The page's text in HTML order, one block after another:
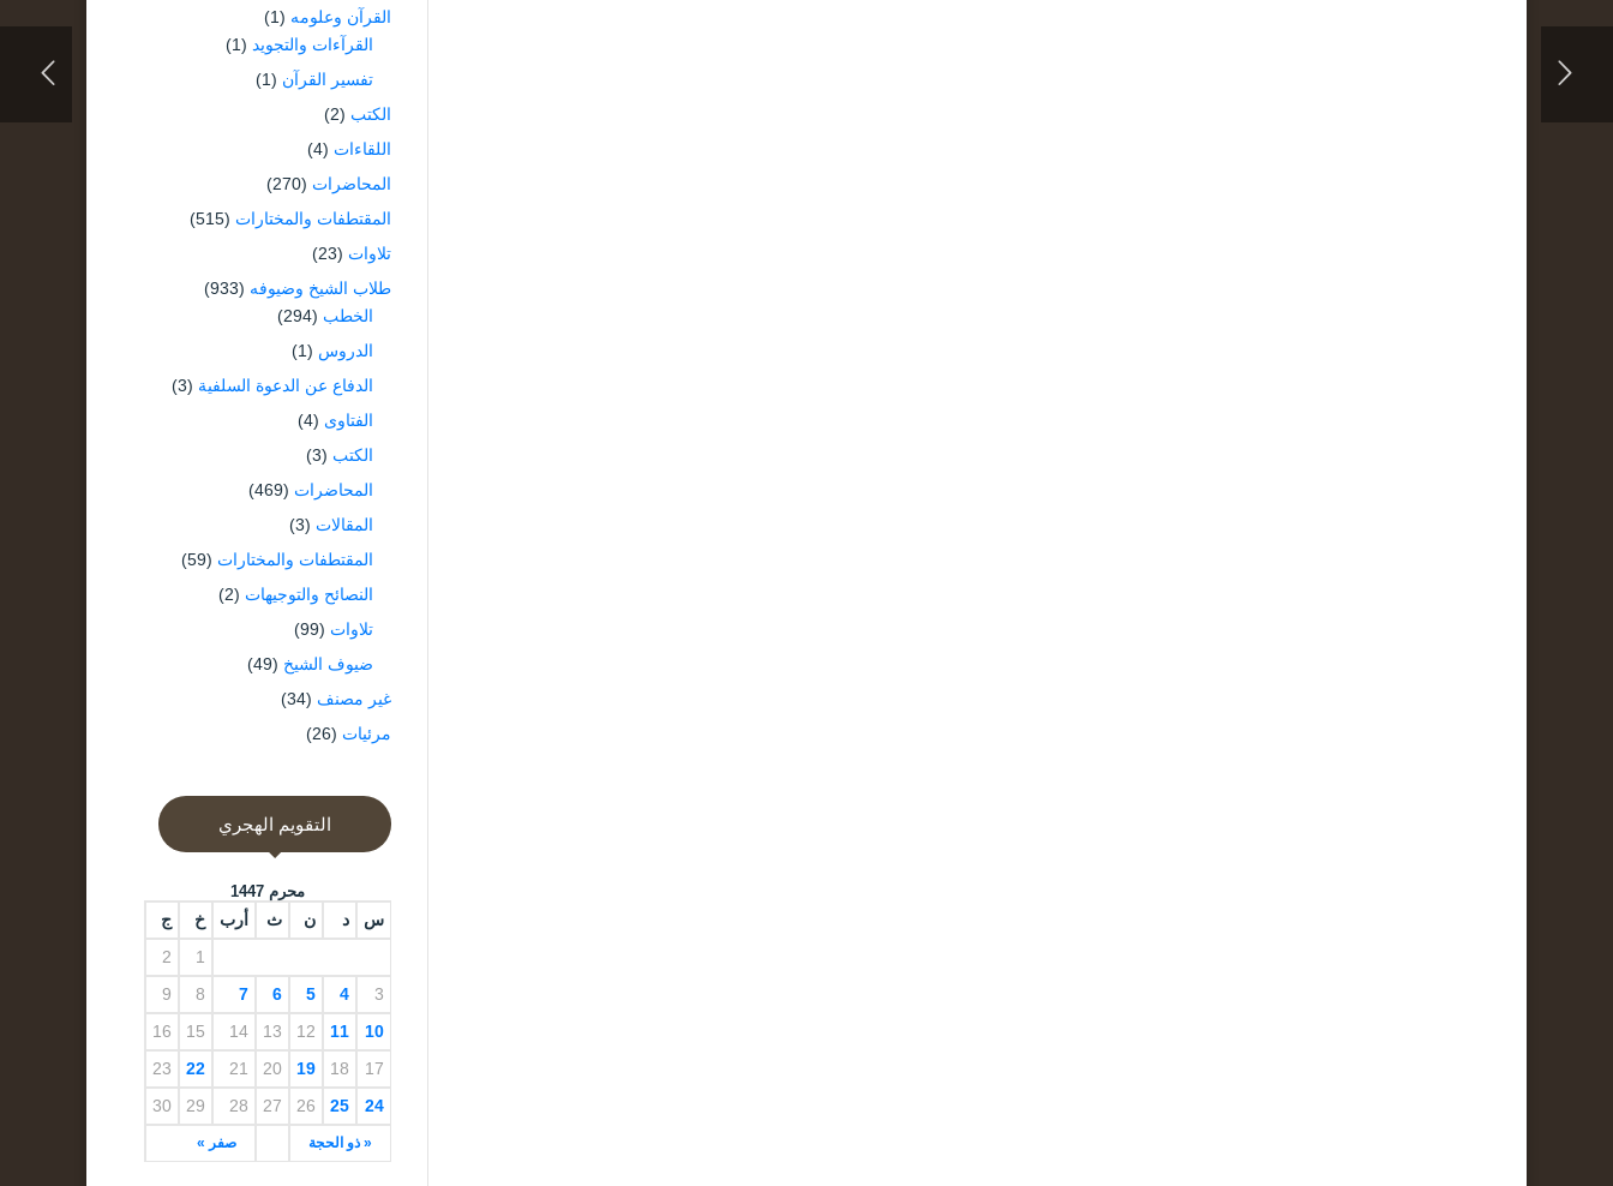
القرآن وعلومه (1)
القرآءات والتجويد (1)
تفسير القرآن (1)
الكتب (2)
اللقاءات (4)
المحاضرات (270)
المقتطفات والمختارات (515)
تلاوات (23)
طلاب الشيخ وضيوفه (933)
الخطب (294)
الدروس (1)
الدفاع عن الدعوة السلفية (3)
الفتاوى (4)
الكتب (3)
المحاضرات (469)
المقالات (3)
المقتطفات والمختارات (59)
النصائح والتوجيهات (2)
تلاوات (99)
ضيوف الشيخ (49)
غير مصنف (34)
مرئيات (26)
التقويم الهجري
محرم 1447
س د ن ث أرب خ ج
« ذو الحجة صفر »
1
2
3
4
5
6
7
8
9
10
11
12
13
14
15
16
17
18
19
20
21
22
23
24
25
26
27
28
29
30